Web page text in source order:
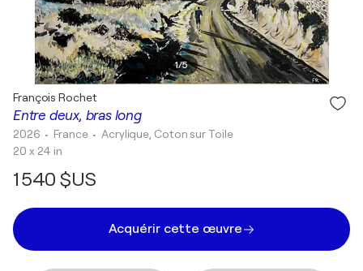
1/5
Entre deux, bras long
François Rochet
2026 • France •Acrylique, Coton sur Toile
20 x 24 in
1 540 $US
Acquérir cette œuvre